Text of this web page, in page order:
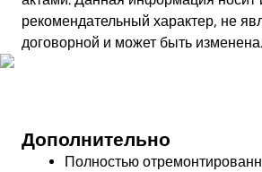
рекомендательный характер, не
договорной и может быть изменена.
Дополнительно
Полностью